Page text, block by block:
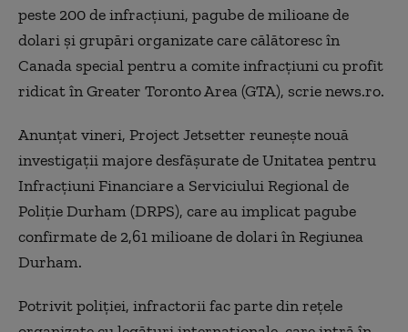
peste 200 de infracţiuni, pagube de milioane de
dolari şi grupări organizate care călătoresc în
Canada special pentru a comite infracţiuni cu profit
ridicat în Greater Toronto Area (GTA), scrie news.ro.
Anunţat vineri, Project Jetsetter reuneşte nouă
investigaţii majore desfăşurate de Unitatea pentru
Infracţiuni Financiare a Serviciului Regional de
Poliţie Durham (DRPS), care au implicat pagube
confirmate de 2,61 milioane de dolari în Regiunea
Durham.
Potrivit poliţiei, infractorii fac parte din reţele